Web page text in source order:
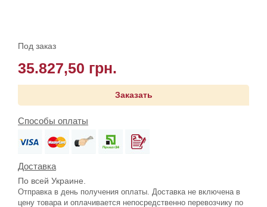
Под заказ
35.827,50 грн.
Заказать
Способы оплаты
Доставка
По всей Украине.
Отправка в день получения оплаты. Доставка не включена в
цену товара и оплачивается непосредственно перевозчику по